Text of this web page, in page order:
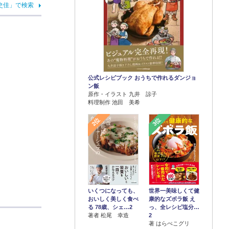
公式レシピブック おうちで作れるダンジョ
ン飯
原作・イラスト 九井 諒子
料理制作 池田 美希
2位
いくつになっても、
おいしく美しく食べ
る 78歳、シェ…2
著者 松尾 幸造
3位
世界一美味しくて健
康的なズボラ飯 え
っ、全レシピ塩分…
2
著 はらぺこグリ
佳」で検索